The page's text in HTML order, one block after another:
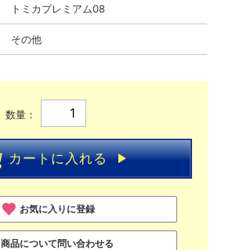
トミカプレミアム08
その他
数量：
カートに入れる
お気に入りに登録
商品について問い合わせる